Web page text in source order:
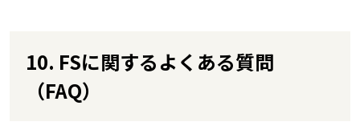
10. FSに関するよくある質問
（FAQ）